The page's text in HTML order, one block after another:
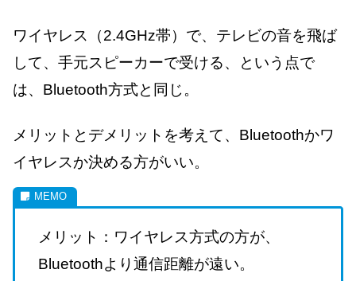
ワイヤレス（2.4GHz帯）で、テレビの音を飛ば
して、手元スピーカーで受ける、という点で
は、Bluetooth方式と同じ。
メリットとデメリットを考えて、Bluetoothかワ
イヤレスか決める方がいい。
メリット：ワイヤレス方式の方が、
Bluetoothより通信距離が遠い。